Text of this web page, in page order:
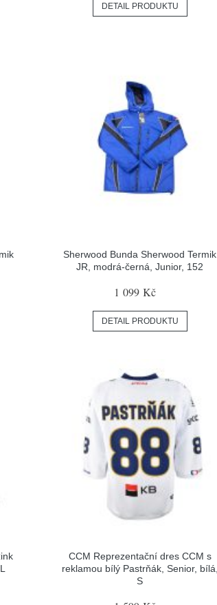
DETAIL PRODUKTU
Sherwood Bunda Sherwood Termik
JR, modrá-černá, Junior, 152
1 099 Kč
DETAIL PRODUKTU
CCM Reprezentační dres CCM s
reklamou bílý Pastrňák, Senior, bílá,
S